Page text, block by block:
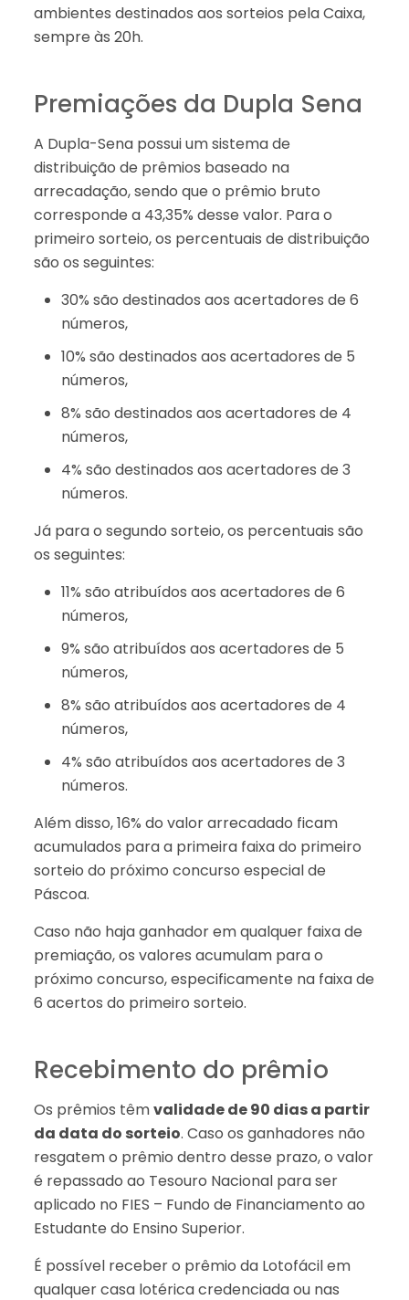
ambientes destinados aos sorteios pela Caixa,
sempre às 20h.
Premiações da Dupla Sena
A Dupla-Sena possui um sistema de
distribuição de prêmios baseado na
arrecadação, sendo que o prêmio bruto
corresponde a 43,35% desse valor. Para o
primeiro sorteio, os percentuais de distribuição
são os seguintes:
30% são destinados aos acertadores de 6
números,
10% são destinados aos acertadores de 5
números,
8% são destinados aos acertadores de 4
números,
4% são destinados aos acertadores de 3
números.
Já para o segundo sorteio, os percentuais são
os seguintes:
11% são atribuídos aos acertadores de 6
números,
9% são atribuídos aos acertadores de 5
números,
8% são atribuídos aos acertadores de 4
números,
4% são atribuídos aos acertadores de 3
números.
Além disso, 16% do valor arrecadado ficam
acumulados para a primeira faixa do primeiro
sorteio do próximo concurso especial de
Páscoa.
Caso não haja ganhador em qualquer faixa de
premiação, os valores acumulam para o
próximo concurso, especificamente na faixa de
6 acertos do primeiro sorteio.
Recebimento do prêmio
Os prêmios têmvalidade de 90 dias a partir
da data do sorteio. Caso os ganhadores não
resgatem o prêmio dentro desse prazo, o valor
é repassado ao Tesouro Nacional para ser
aplicado no FIES – Fundo de Financiamento ao
Estudante do Ensino Superior.
É possível receber o prêmio da Lotofácil em
qualquer casa lotérica credenciada ou nas